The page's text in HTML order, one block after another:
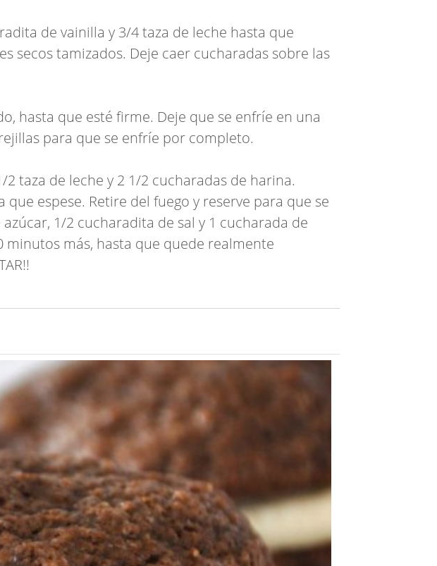
de vainilla y 3/4 taza de leche hasta que
secos tamizados. Deje caer cucharadas sobre las
hasta que esté firme. Deje que se enfríe en una
para que se enfríe por completo.
taza de leche y 2 1/2 cucharadas de harina.
espese. Retire del fuego y reserve para que se
1/2 cucharadita de sal y 1 cucharada de
minutos más, hasta que quede realmente